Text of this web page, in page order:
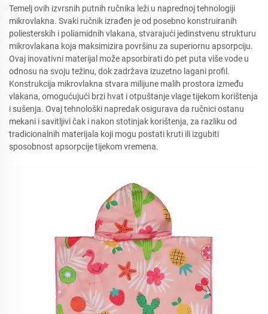
Temelj ovih izvrsnih putnih ručnika leži u naprednoj tehnologiji
mikrovlakna. Svaki ručnik izrađen je od posebno konstruiranih
poliesterskih i poliamidnih vlakana, stvarajući jedinstvenu strukturu
mikrovlakana koja maksimizira površinu za superiornu apsorpciju.
Ovaj inovativni materijal može apsorbirati do pet puta više vode u
odnosu na svoju težinu, dok zadržava izuzetno lagani profil.
Konstrukcija mikrovlakna stvara milijune malih prostora između
vlakana, omogućujući brzi hvat i otpuštanje vlage tijekom korištenja
i sušenja. Ovaj tehnološki napredak osigurava da ručnici ostanu
mekani i savitljivi čak i nakon stotinjak korištenja, za razliku od
tradicionalnih materijala koji mogu postati kruti ili izgubiti
sposobnost apsorpcije tijekom vremena.